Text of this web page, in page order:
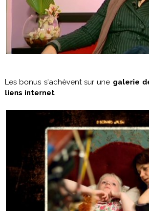
Les bonus s'achèvent sur une galerie
liens internet.